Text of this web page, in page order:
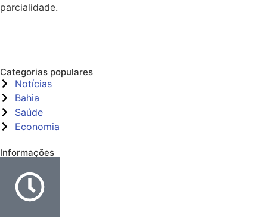
parcialidade.
Categorias populares
Notícias
Bahia
Saúde
Economia
Informações